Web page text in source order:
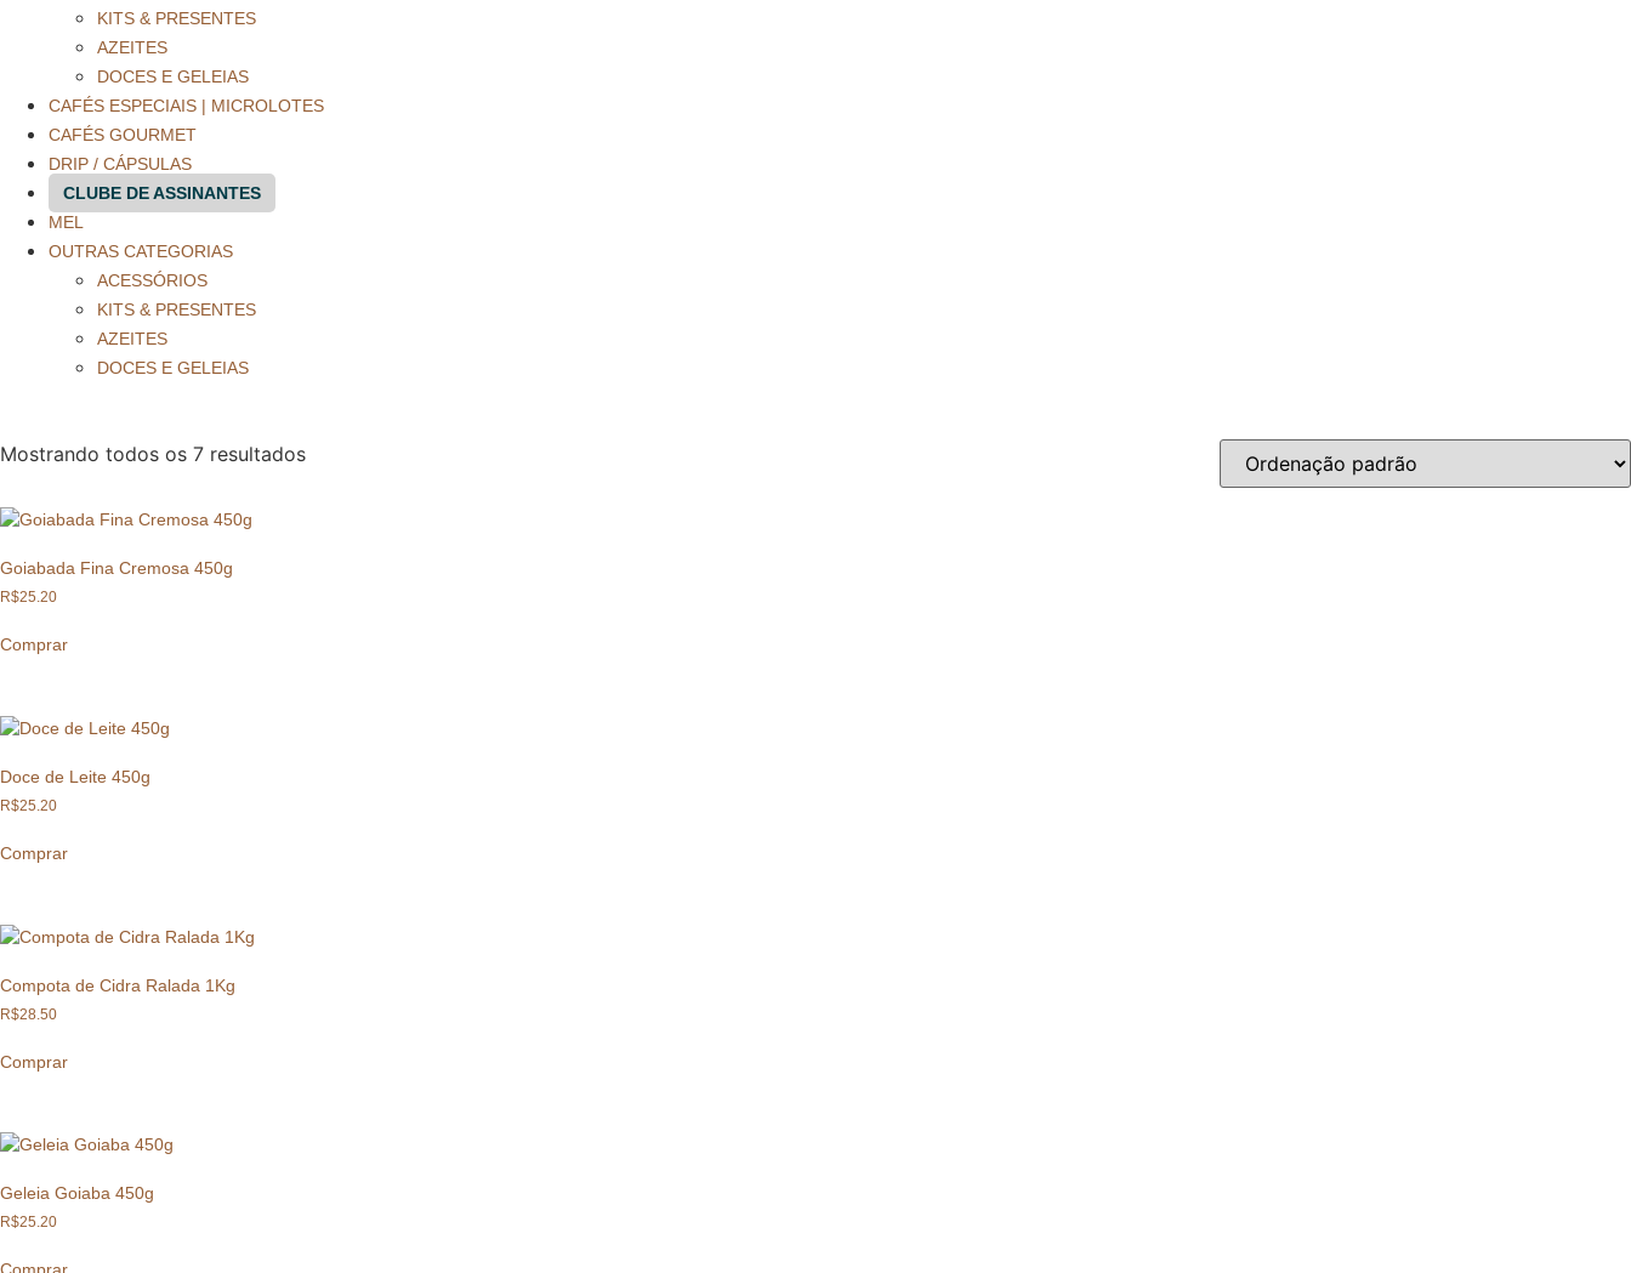
KITS & PRESENTES
AZEITES
DOCES E GELEIAS
CAFÉS ESPECIAIS | MICROLOTES
CAFÉS GOURMET
DRIP / CÁPSULAS
CLUBE DE ASSINANTES
MEL
OUTRAS CATEGORIAS
ACESSÓRIOS
KITS & PRESENTES
AZEITES
DOCES E GELEIAS
Mostrando todos os 7 resultados
Goiabada Fina Cremosa 450g
R$25.20
Comprar
Doce de Leite 450g
R$25.20
Comprar
Compota de Cidra Ralada 1Kg
R$28.50
Comprar
Geleia Goiaba 450g
R$25.20